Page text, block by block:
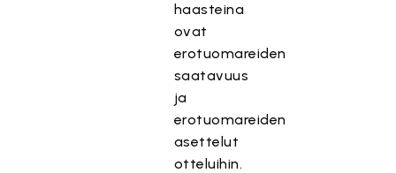
haasteina
ovat
erotuomareiden
saatavuus
ja
erotuomareiden
asettelut
otteluihin.